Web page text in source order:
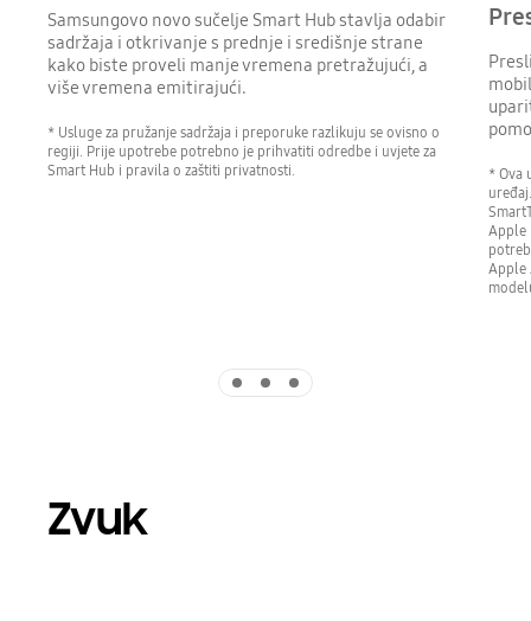
Samsungovo novo sučelje Smart Hub stavlja odabir
sadržaja i otkrivanje s prednje i središnje strane
kako biste proveli manje vremena pretražujući, a
više vremena emitirajući.
* Usluge za pružanje sadržaja i preporuke razlikuju se ovisno o
regiji. Prije upotrebe potrebno je prihvatiti odredbe i uvjete za
Smart Hub i pravila o zaštiti privatnosti.
* Ova
Apple
Apple
Zvuk